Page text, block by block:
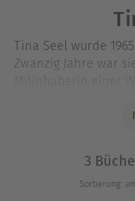
Tina Seel wurde
Zwanzig Jahre war
ihrem Laden
Kriminalromanen
www.tinaseel.de
3
Sortierung: